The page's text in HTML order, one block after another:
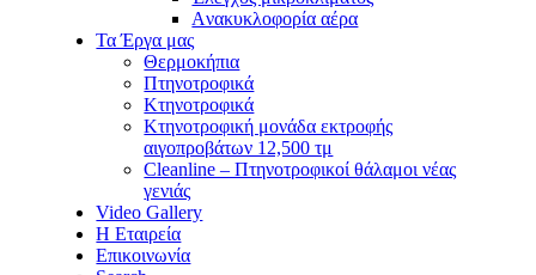
Aνακυκλοφορία αέρα
Τα Έργα μας
Θερμοκήπια
Πτηνοτροφικά
Κτηνοτροφικά
Κτηνοτροφική μονάδα εκτροφής
αιγοπροβάτων 12,500 τμ
Cleanline – Πτηνοτροφικοί θάλαμοι νέας
γενιάς
Video Gallery
Η Εταιρεία
Επικοινωνία